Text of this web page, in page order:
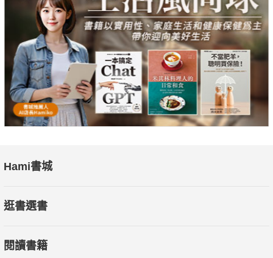
【人性思考】管理就要懂「人性」，帶團隊就是帶「人心」
這一章探討了人性思考的重要性，強調不要企圖改變人性，而是
要理解和應對它。提供了建構人性思考促成組織創新的實際步
驟。
【利用U型】打通6大思考
最後一章介紹了利用U型的方法整合前七章的思考模式，讓讀者
能夠更全面地應對各種挑戰，最終建構出一個思考型組織。
法，將案例和思路與情景訓練為一體，知識性與操作性並重，強
自身在工作中的諸多盲點，快速激發潛能、提升組織整體能力。
Hami書城
逛書選書
閱讀書籍